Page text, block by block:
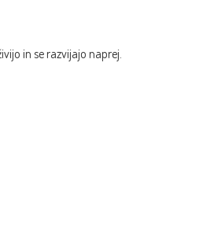
in se razvijajo naprej.